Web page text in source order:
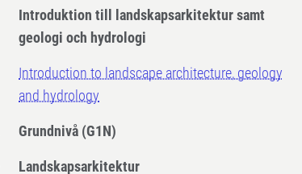
Introduktion till landskapsarkitektur samt
geologi och hydrologi
Introduction to landscape architecture, geology
and hydrology
Grundnivå (G1N)
Landskapsarkitektur